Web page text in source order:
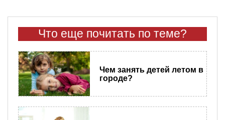
Что еще почитать по теме?
Чем занять детей летом в
городе?